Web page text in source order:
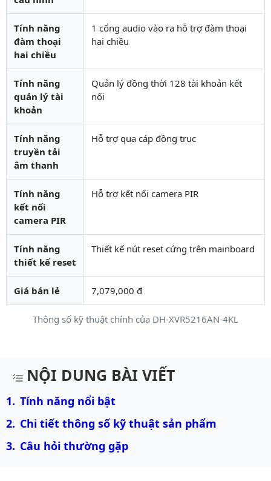
Thông số kỹ thuật chính của DH-XVR5216AN-4KL
Tính năng
đàm thoại
hai chiều
1 cổng audio vào ra hỗ trợ đàm thoại
hai chiều
Tính năng
quản lý tài
khoản
Quản lý đồng thời 128 tài khoản kết
nối
Tính năng
truyền tải
âm thanh
Hỗ trợ qua cáp đồng trục
Tính năng
kết nối
camera PIR
Hỗ trợ kết nối camera PIR
Tính năng
thiết kế reset
Thiết kế nút reset cứng trên mainboard
Giá bán lẻ 7,079,000 đ
Mô tả chi tiết sản phẩm
NỘI DUNG BÀI VIẾT
Tính năng nổi bật
Chi tiết thông số kỹ thuật sản phẩm
Câu hỏi thường gặp